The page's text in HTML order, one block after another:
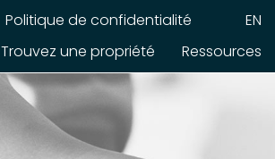
EN
Politique de confidentialité
Trouvez une propriété Ressources